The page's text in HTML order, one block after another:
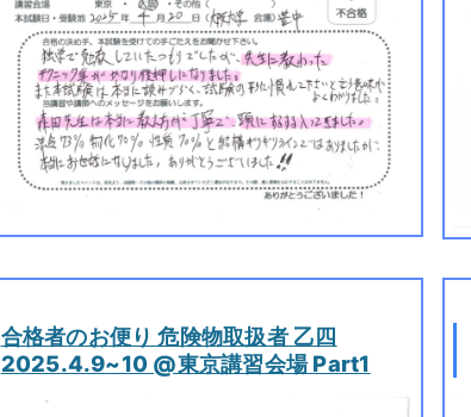
合格者のお便り 危険物取扱者 乙四
2025.4.9~10 @東京講習会場 Part1